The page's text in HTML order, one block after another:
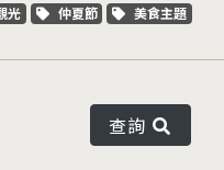
標籤
光 關鍵字標籤
仲夏節 關鍵字標籤
美食主題
查詢